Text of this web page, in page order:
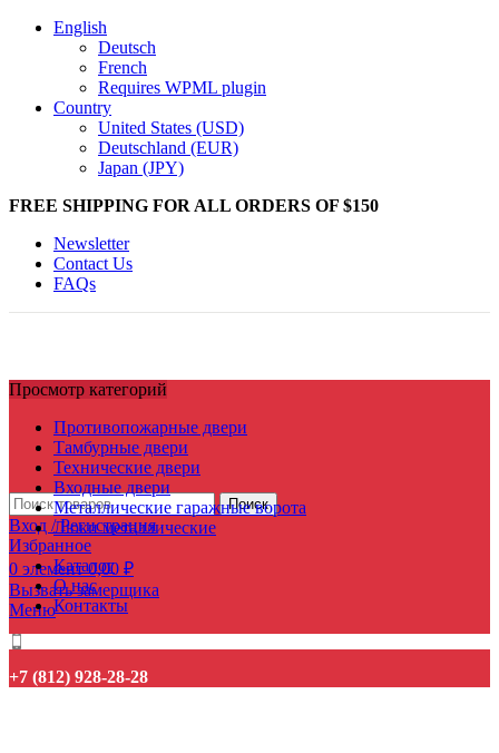
English
Deutsch
French
Requires WPML plugin
Country
United States (USD)
Deutschland (EUR)
Japan (JPY)
FREE SHIPPING FOR ALL ORDERS OF $150
Newsletter
Contact Us
FAQs
Поиск
Вход / Регистрация
Избранное
0 элемент 0,00 ₽
Вызвать замерщика
Меню
Просмотр категорий
Противопожарные двери
Тамбурные двери
Технические двери
Входные двери
Металлические гаражные ворота
Люки металлические
Каталог
О нас
Контакты
+7 (812) 928-28-28